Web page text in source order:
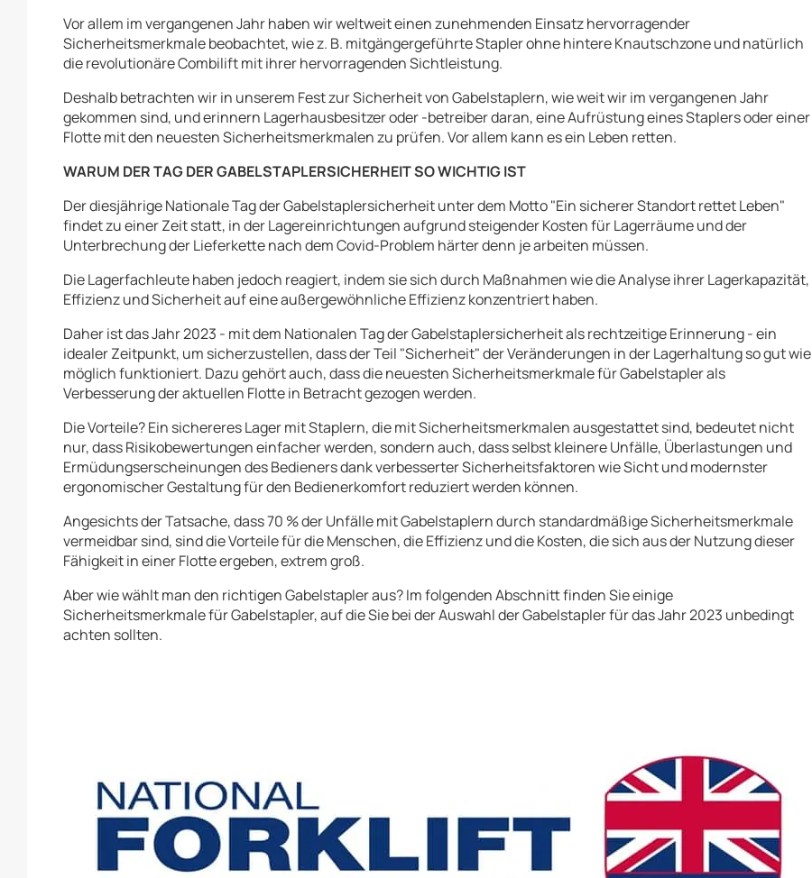
Vor allem im vergangenen Jahr haben wir weltweit einen zunehmenden Einsatz hervorragender
Sicherheitsmerkmale beobachtet, wie z. B. mitgängergeführte Stapler ohne hintere Knautschzone und natürlich
die revolutionäre Combilift mit ihrer hervorragenden Sichtleistung.
Deshalb betrachten wir in unserem Fest zur Sicherheit von Gabelstaplern, wie weit wir im vergangenen Jahr
gekommen sind, und erinnern Lagerhausbesitzer oder -betreiber daran, eine Aufrüstung eines Staplers oder einer
Flotte mit den neuesten Sicherheitsmerkmalen zu prüfen. Vor allem kann es ein Leben retten.
WARUM DER TAG DER GABELSTAPLERSICHERHEIT SO WICHTIG IST
Der diesjährige Nationale Tag der Gabelstaplersicherheit unter dem Motto "Ein sicherer Standort rettet Leben"
findet zu einer Zeit statt, in der Lagereinrichtungen aufgrund steigender Kosten für Lagerräume und der
Unterbrechung der Lieferkette nach dem Covid-Problem härter denn je arbeiten müssen.
Die Lagerfachleute haben jedoch reagiert, indem sie sich durch Maßnahmen wie die Analyse ihrer Lagerkapazität,
Effizienz und Sicherheit auf eine außergewöhnliche Effizienz konzentriert haben.
Daher ist das Jahr 2023 - mit dem Nationalen Tag der Gabelstaplersicherheit als rechtzeitige Erinnerung - ein
idealer Zeitpunkt, um sicherzustellen, dass der Teil "Sicherheit" der Veränderungen in der Lagerhaltung so gut wie
möglich funktioniert. Dazu gehört auch, dass die neuesten Sicherheitsmerkmale für Gabelstapler als
Verbesserung der aktuellen Flotte in Betracht gezogen werden.
Die Vorteile? Ein sichereres Lager mit Staplern, die mit Sicherheitsmerkmalen ausgestattet sind, bedeutet nicht
nur, dass Risikobewertungen einfacher werden, sondern auch, dass selbst kleinere Unfälle, Überlastungen und
Ermüdungserscheinungen des Bedieners dank verbesserter Sicherheitsfaktoren wie Sicht und modernster
ergonomischer Gestaltung für den Bedienerkomfort reduziert werden können.
Angesichts der Tatsache, dass 70 % der Unfälle mit Gabelstaplern durch standardmäßige Sicherheitsmerkmale
vermeidbar sind, sind die Vorteile für die Menschen, die Effizienz und die Kosten, die sich aus der Nutzung dieser
Fähigkeit in einer Flotte ergeben, extrem groß.
Aber wie wählt man den richtigen Gabelstapler aus? Im folgenden Abschnitt finden Sie einige
Sicherheitsmerkmale für Gabelstapler, auf die Sie bei der Auswahl der Gabelstapler für das Jahr 2023 unbedingt
achten sollten.